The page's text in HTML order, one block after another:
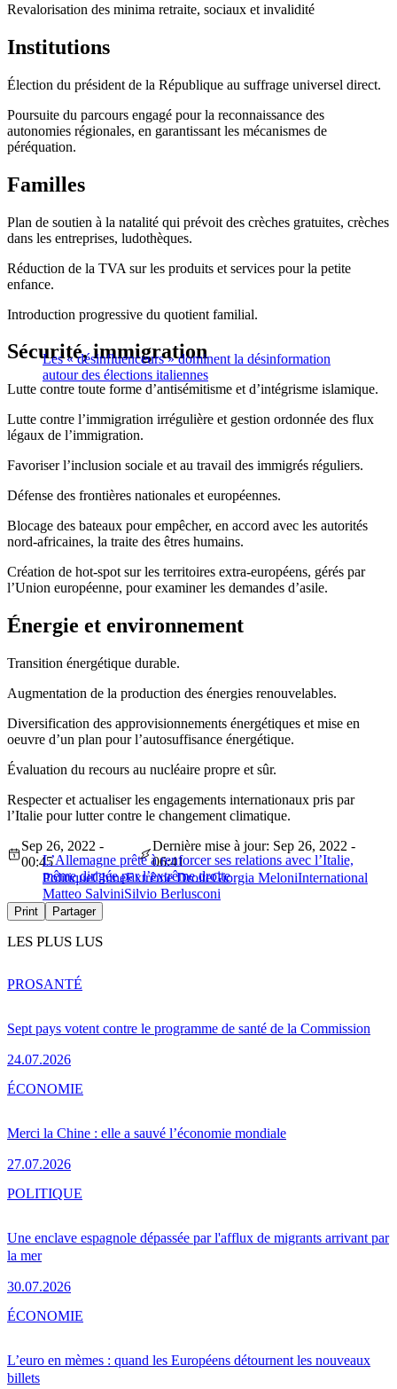
Revalorisation des minima retraite, sociaux et invalidité
Institutions
Élection du président de la République au suffrage universel direct.
Poursuite du parcours engagé pour la reconnaissance des
autonomies régionales, en garantissant les mécanismes de
péréquation.
Familles
Plan de soutien à la natalité qui prévoit des crèches gratuites, crèches
dans les entreprises, ludothèques.
Réduction de la TVA sur les produits et services pour la petite
enfance.
Introduction progressive du quotient familial.
Les « désinfluenceurs » dominent la désinformation
autour des élections italiennes
Sécurité, immigration
Lutte contre toute forme d’antisémitisme et d’intégrisme islamique.
Lutte contre l’immigration irrégulière et gestion ordonnée des flux
légaux de l’immigration.
Favoriser l’inclusion sociale et au travail des immigrés réguliers.
Défense des frontières nationales et européennes.
Blocage des bateaux pour empêcher, en accord avec les autorités
nord-africaines, la traite des êtres humains.
Création de hot-spot sur les territoires extra-européens, gérés par
l’Union européenne, pour examiner les demandes d’asile.
Énergie et environnement
Transition énergétique durable.
Augmentation de la production des énergies renouvelables.
Diversification des approvisionnements énergétiques et mise en
oeuvre d’un plan pour l’autosuffisance énergétique.
Évaluation du recours au nucléaire propre et sûr.
Respecter et actualiser les engagements internationaux pris par
l’Italie pour lutter contre le changement climatique.
L’Allemagne prête à renforcer ses relations avec l’Italie,
même dirigée par l’extrême droite
Sep 26, 2022 -
00:45
Dernière mise à jour: Sep 26, 2022 -
06:41
PolitiqueChineExtrême DroiteGiorgia MeloniInternational
Matteo SalviniSilvio Berlusconi
Print Partager
LES PLUS LUS
Sept pays votent contre le programme de santé de la Commission
24.07.2026
PROSANTÉ
Merci la Chine : elle a sauvé l’économie mondiale
27.07.2026
ÉCONOMIE
Une enclave espagnole dépassée par l'afflux de migrants arrivant par
la mer
30.07.2026
POLITIQUE
L’euro en mèmes : quand les Européens détournent les nouveaux
billets
ÉCONOMIE